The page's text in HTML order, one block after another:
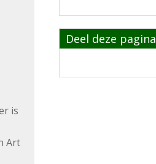
is
Art
Deel deze pagina